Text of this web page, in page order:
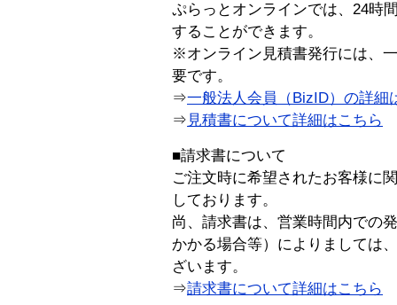
ぷらっとオンラインでは、24時
することができます。
※オンライン見積書発行には、
要です。
⇒一般法人会員（BizID）の詳細
⇒ 見積書について詳細はこちら
■請求書について
ご注文時に希望されたお客様に
しております。
尚、請求書は、営業時間内での
かかる場合等）によりましては
ざいます。
⇒請求書について詳細はこちら